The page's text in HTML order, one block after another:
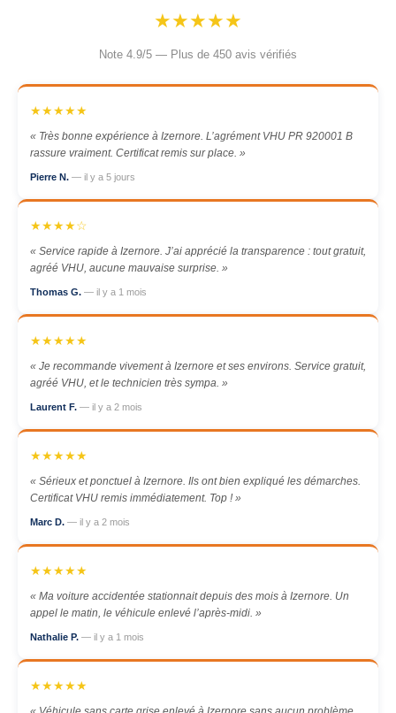
★★★★★
Note 4.9/5 — Plus de 450 avis vérifiés
★★★★★
« Très bonne expérience à Izernore. L’agrément VHU PR 920001 B
rassure vraiment. Certificat remis sur place. »
Pierre N. — il y a 5 jours
★★★★☆
« Service rapide à Izernore. J’ai apprécié la transparence : tout gratuit,
agréé VHU, aucune mauvaise surprise. »
Thomas G. — il y a 1 mois
★★★★★
« Je recommande vivement à Izernore et ses environs. Service gratuit,
agréé VHU, et le technicien très sympa. »
Laurent F. — il y a 2 mois
★★★★★
« Sérieux et ponctuel à Izernore. Ils ont bien expliqué les démarches.
Certificat VHU remis immédiatement. Top ! »
Marc D. — il y a 2 mois
★★★★★
« Ma voiture accidentée stationnait depuis des mois à Izernore. Un
appel le matin, le véhicule enlevé l’après-midi. »
Nathalie P. — il y a 1 mois
★★★★★